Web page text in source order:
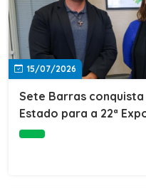
15/07/2026
Sete Barras
Estado para a 22ª